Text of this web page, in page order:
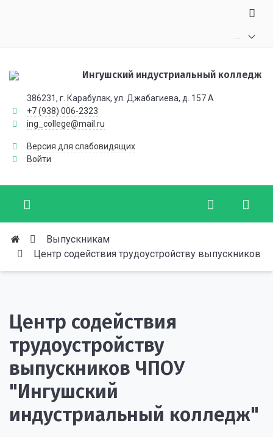
Ингушский индустриальный колледж
386231, г. Карабулак, ул. Джабагиева, д. 157 А
+7 (938) 006-2323
ing_college@mail.ru
Версия для слабовидящих
Войти
Выпускникам
Центр содействия трудоустройству выпускников
Центр содействия
трудоустройству
выпускников ЧПОУ
"Ингушский
индустриальный колледж"